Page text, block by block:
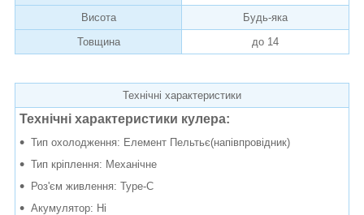
Висота
Будь-яка
Товщина
до 14
Технічні характеристики
Технічні характеристики кулера:
Тип охолодження: Елемент Пельтьє(напівпровідник)
Тип кріплення: Механічне
Роз'єм живлення: Type-C
Акумулятор: Ні